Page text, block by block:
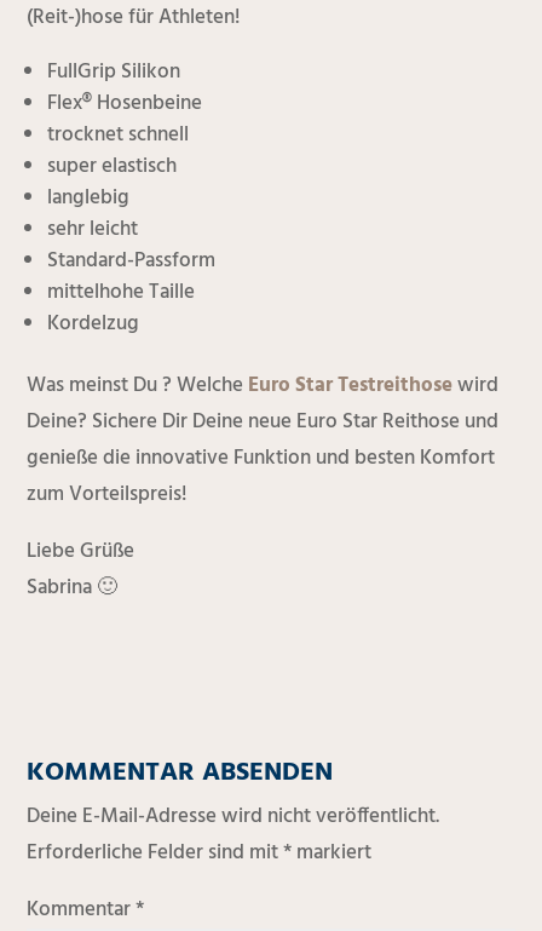
(Reit-)hose für Athleten!
FullGrip Silikon
Flex® Hosenbeine
trocknet schnell
super elastisch
langlebig
sehr leicht
Standard-Passform
mittelhohe Taille
Kordelzug
Was meinst Du ? Welche Euro Star Testreithosewird
Deine? Sichere Dir Deine neue Euro Star Reithose und
genieße die innovative Funktion und besten Komfort
zum Vorteilspreis!
Liebe Grüße
Sabrina 🙂
KOMMENTAR ABSENDEN
Deine E-Mail-Adresse wird nicht veröffentlicht.
Erforderliche Felder sind mit*markiert
Kommentar*